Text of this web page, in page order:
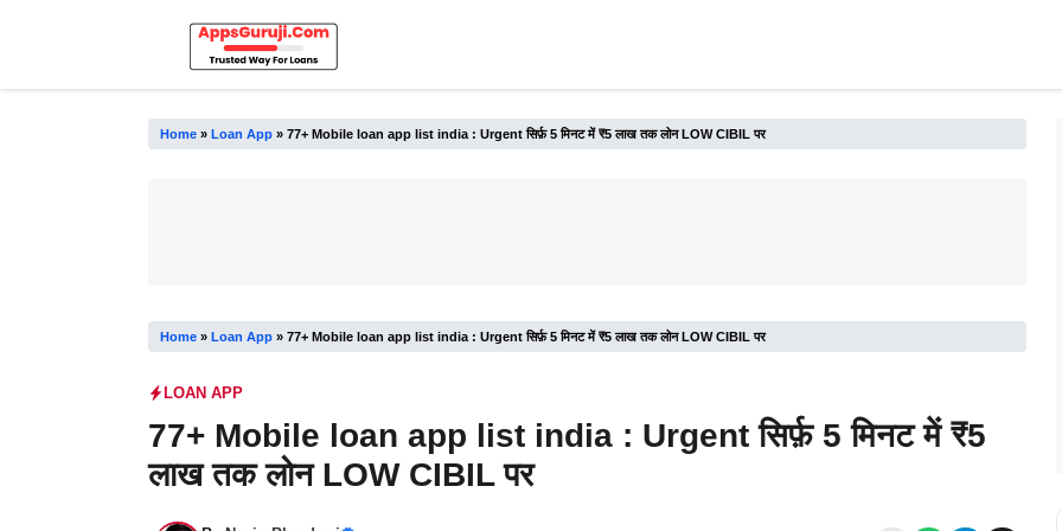
Home» Loan App» 77+ Mobile loan app list india : Urgent सिर्फ़ 5 मिनट में ₹5 लाख तक लोन LOW CIBIL पर
Home» Loan App» 77+ Mobile loan app list india : Urgent सिर्फ़ 5 मिनट में ₹5 लाख तक लोन LOW CIBIL पर
LOAN APP
77+ Mobile loan app list india : Urgent सिर्फ़ 5 मिनट में ₹5
लाख तक लोन LOW CIBIL पर